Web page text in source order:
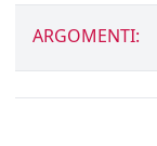
ARGOMENTI: